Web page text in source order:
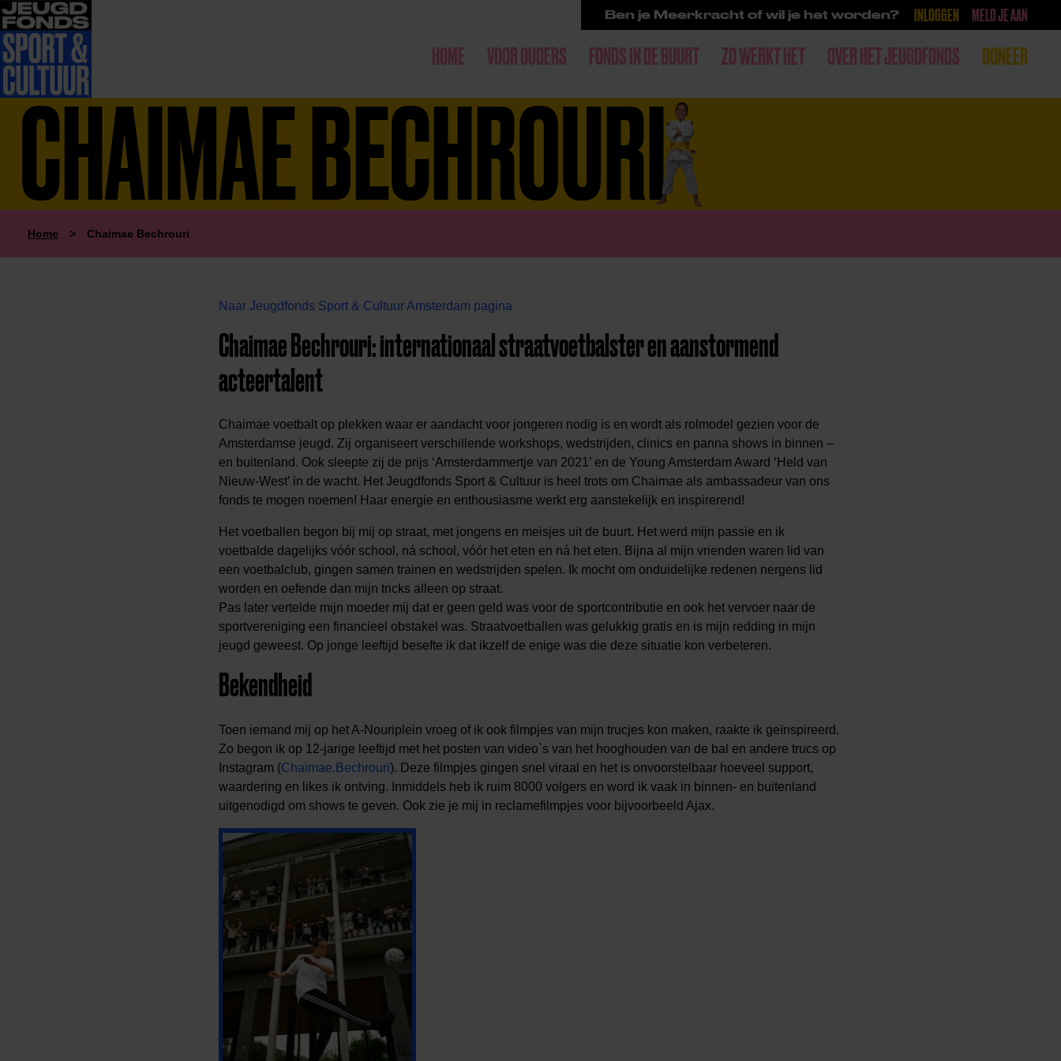
Ben je Meerkracht of wil je het worden? INLOGGEN MELD JE AAN
HOME VOOR OUDERS FONDS IN DE BUURT ZO WERKT HET OVER HET JEUGDFONDS DONEER
CHAIMAE BECHROURI
Home > Chaimae Bechrouri
Naar Jeugdfonds Sport & Cultuur Amsterdam pagina
Chaimae Bechrouri: internationaal straatvoetbalster en aanstormend
acteertalent
Chaimae voetbalt op plekken waar er aandacht voor jongeren nodig is en wordt als rolmodel gezien voor de
Amsterdamse jeugd. Zij organiseert verschillende workshops, wedstrijden, clinics en panna shows in binnen –
en buitenland. Ook sleepte zij de prijs ‘Amsterdammertje van 2021’ en de Young Amsterdam Award ‘Held van
Nieuw-West’ in de wacht. Het Jeugdfonds Sport & Cultuur is heel trots om Chaimae als ambassadeur van ons
fonds te mogen noemen! Haar energie en enthousiasme werkt erg aanstekelijk en inspirerend!
Het voetballen begon bij mij op straat, met jongens en meisjes uit de buurt. Het werd mijn passie en ik
voetbalde dagelijks vóór school, ná school, vóór het eten en ná het eten. Bijna al mijn vrienden waren lid van
een voetbalclub, gingen samen trainen en wedstrijden spelen. Ik mocht om onduidelijke redenen nergens lid
worden en oefende dan mijn tricks alleen op straat.
Pas later vertelde mijn moeder mij dat er geen geld was voor de sportcontributie en ook het vervoer naar de
sportvereniging een financieel obstakel was. Straatvoetballen was gelukkig gratis en is mijn redding in mijn
jeugd geweest. Op jonge leeftijd besefte ik dat ikzelf de enige was die deze situatie kon verbeteren.
Bekendheid
Toen iemand mij op het A-Nouriplein vroeg of ik ook filmpjes van mijn trucjes kon maken, raakte ik geïnspireerd.
Zo begon ik op 12-jarige leeftijd met het posten van video`s van het hooghouden van de bal en andere trucs op
Instagram (Chaimae.Bechrouri). Deze filmpjes gingen snel viraal en het is onvoorstelbaar hoeveel support,
waardering en likes ik ontving. Inmiddels heb ik ruim 8000 volgers en word ik vaak in binnen- en buitenland
uitgenodigd om shows te geven. Ook zie je mij in reclamefilmpjes voor bijvoorbeeld Ajax.